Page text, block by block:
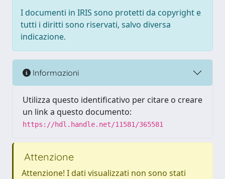
I documenti in IRIS sono protetti da copyright e
tutti i diritti sono riservati, salvo diversa
indicazione.
Informazioni
Utilizza questo identificativo per citare o creare
un link a questo documento:
https://hdl.handle.net/11581/365581
Attenzione
Attenzione! I dati visualizzati non sono stati